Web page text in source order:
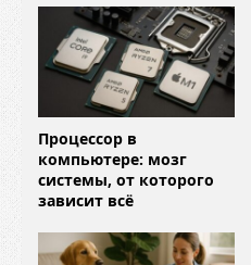
Процессор в
компьютере: мозг
системы, от которого
зависит всё